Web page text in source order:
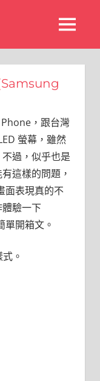
MENU
，跟台灣
螢幕，雖然
過，似乎也是
這樣的問題，
面表現真的不
驗一下
單開箱文。
。